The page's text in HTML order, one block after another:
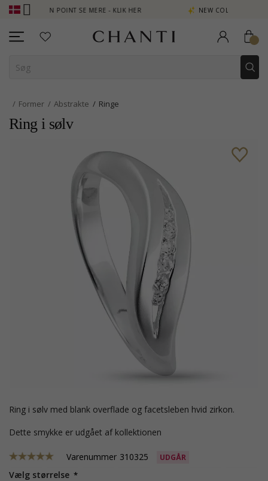
POINT SE MERE - KLIK HER NEW COLLECTION | AURA
Former Abstrakte Ringe
Ring i sølv
ring i sølv med blank overflade og facetsleben hvid zirkon.
Dette smykke er udgået af kollektionen
Varenummer 310325 UDGÅR
Vælg størrelse